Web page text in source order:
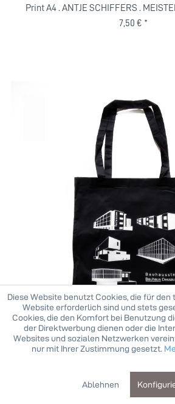
Print A4 . ANTJE SCHIFFERS .
7,50 € *
9,90 € *
Diese Website benutzt Cookies, die für
Website erforderlich sind und stets
Cookies, die den Komfort bei Benutzung
der Direktwerbung dienen oder die
Websites und sozialen Netzwerken
nur mit Ihrer Zustimmung gesetzt.
Ablehnen